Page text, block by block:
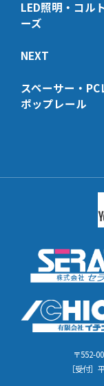
LED照明・コル
ーズ
NEXT
スペーサー・PC
ポップレール
〒552-
［受付］